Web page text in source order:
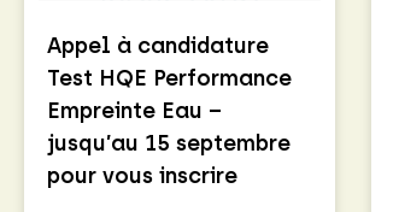
Appel à candidature
Test HQE Performance
Empreinte Eau –
jusqu’au 15 septembre
pour vous inscrire